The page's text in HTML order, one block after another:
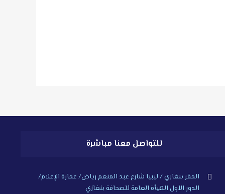
للتواصل معنا مباشرة
المقر بنغازي / ليبيا شارع عبد المنعم رياض/ عمارة الإعلام/
الدور الأول الهيأة العامة للصحافة بنغازي